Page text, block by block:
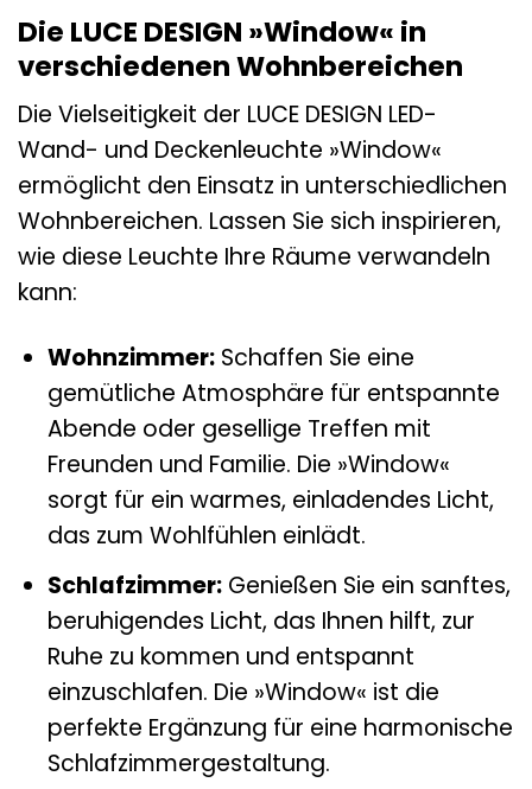
Die LUCE DESIGN »Window« in
verschiedenen Wohnbereichen
Die Vielseitigkeit der LUCE DESIGN LED-
Wand- und Deckenleuchte »Window«
ermöglicht den Einsatz in unterschiedlichen
Wohnbereichen. Lassen Sie sich inspirieren,
wie diese Leuchte Ihre Räume verwandeln
kann:
Wohnzimmer:Schaffen Sie eine
gemütliche Atmosphäre für entspannte
Abende oder gesellige Treffen mit
Freunden und Familie. Die »Window«
sorgt für ein warmes, einladendes Licht,
das zum Wohlfühlen einlädt.
Schlafzimmer:Genießen Sie ein sanftes,
beruhigendes Licht, das Ihnen hilft, zur
Ruhe zu kommen und entspannt
einzuschlafen. Die »Window« ist die
perfekte Ergänzung für eine harmonische
Schlafzimmergestaltung.